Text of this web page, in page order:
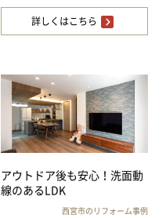
詳しくはこちら
アウトドア後も安心！洗面動
線のあるLDK
西宮市のリフォーム事例